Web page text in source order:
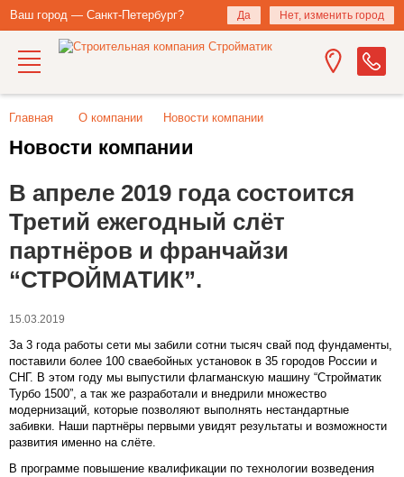
Ваш город — Санкт-Петербург? Да Нет, изменить город
Главная О компании Новости компании
Новости компании
В апреле 2019 года состоится
Третий ежегодный слёт
партнёров и франчайзи
“СТРОЙМАТИК”.
15.03.2019
За 3 года работы сети мы забили сотни тысяч свай под фундаменты,
поставили более 100 сваебойных установок в 35 городов России и
СНГ. В этом году мы выпустили флагманскую машину “Стройматик
Турбо 1500”, а так же разработали и внедрили множество
модернизаций, которые позволяют выполнять нестандартные
забивки. Наши партнёры первыми увидят результаты и возможности
развития именно на слёте.
В программе повышение квалификации по технологии возведения